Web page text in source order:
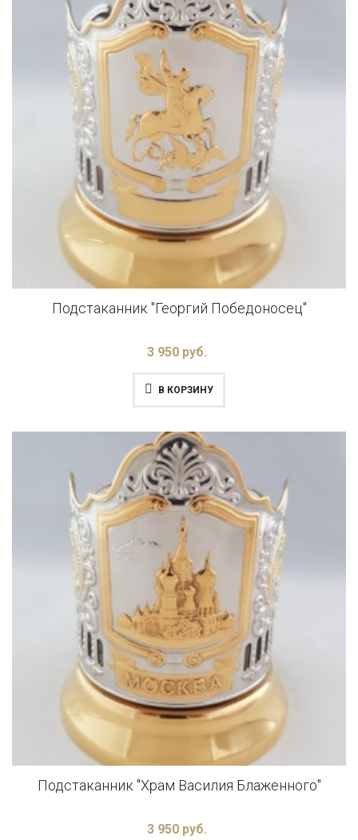
Подстаканник "Георгий Победоносец"
3 950 руб.
В КОРЗИНУ
Подстаканник "Храм Василия Блаженного"
3 950 руб.